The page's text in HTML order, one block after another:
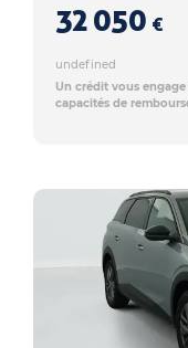
32 050 €
undefined
Un crédit vous
capacités de